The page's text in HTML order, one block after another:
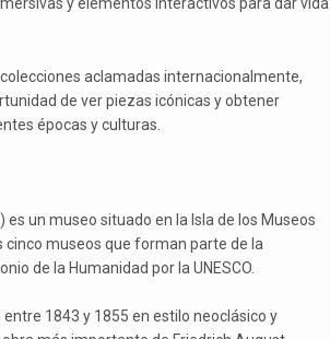
y elementos interactivos para dar vida
aclamadas internacionalmente,
de ver piezas icónicas y obtener
épocas y culturas.
es un museo situado en la Isla de los Museos
cinco museos que forman parte de la
de la Humanidad por la UNESCO.
1843 y 1855 en estilo neoclásico y